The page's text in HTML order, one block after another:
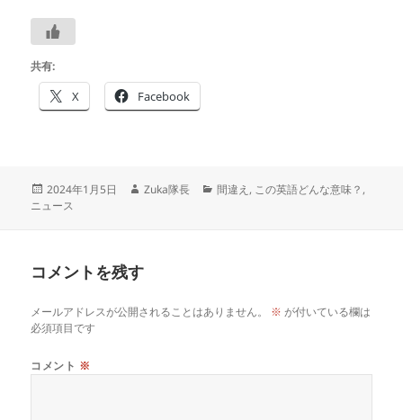
共有:
X Facebook
投
稿
2024年1月5日
作
Zuka隊長
カ
間違え , この英語どんな意味？ ,
ニュース
コメントを残す
メールアドレスが公開されることはありません。 ※ が付いている欄は
必須項目です
コメント ※